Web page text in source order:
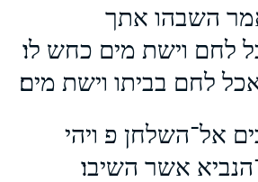
השבהו אתך
לחם וישת מים כחש לו׃
לחם בביתו וישת מים׃
אל־השלחן פ ויהי
אשר השיבו׃